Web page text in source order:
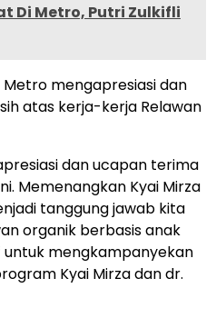
Di Metro, Putri Zulkifli
mengapresiasi dan
atas kerja-kerja Relawan
dan ucapan terima
Memenangkan Kyai Mirza
tanggung jawab kita
organik berbasis anak
mengkampanyekan
Kyai Mirza dan dr.